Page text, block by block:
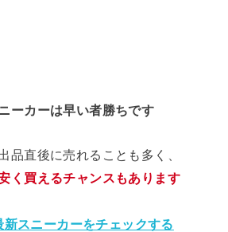
ーカーは早い者勝ちです
品直後に売れることも多く、
く買えるチャンスもあります
新スニーカーをチェックする